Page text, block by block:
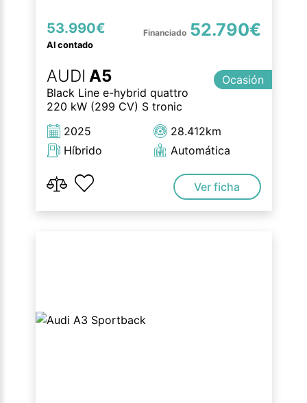
53.990€
Al contado
52.790€
AUDI A5
Black Line e-hybrid quattro
220 kW (299 CV) S tronic
Ocasión
2025
Híbrido
28.412km
Automática
Ver ficha